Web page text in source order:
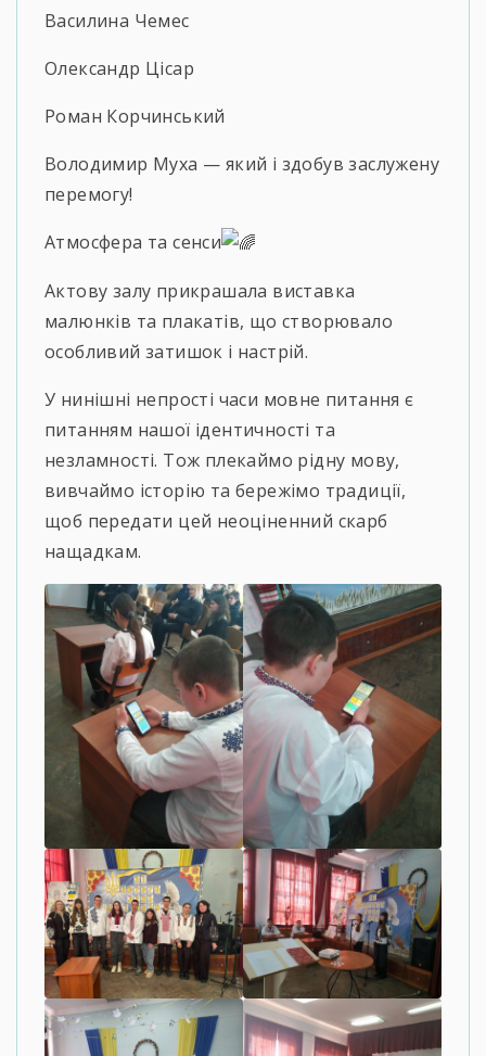
Василина Чемес
Олександр Цісар
Роман Корчинський
Володимир Муха — який і здобув заслужену
перемогу!
Атмосфера та сенси
Актову залу прикрашала виставка
малюнків та плакатів, що створювало
особливий затишок і настрій.
У нинішні непрості часи мовне питання є
питанням нашої ідентичності та
незламності. Тож плекаймо рідну мову,
вивчаймо історію та бережімо традиції,
щоб передати цей неоціненний скарб
нащадкам.